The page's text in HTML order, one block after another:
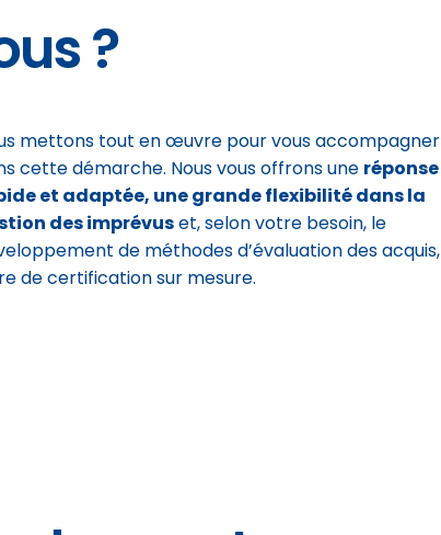
?
mettons tout en œuvre pour vous accompagner
cette démarche. Nous vous offrons une réponse
et adaptée, une grande flexibilité dans la
des imprévus et, selon votre besoin, le
de méthodes d’évaluation des acquis,
de certification sur mesure.